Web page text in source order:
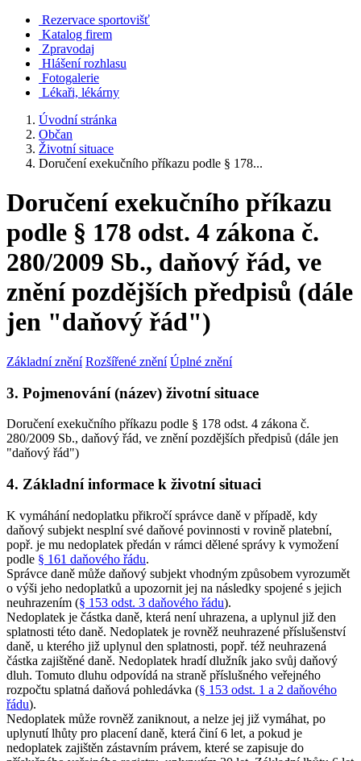
Rezervace sportovišť
Katalog firem
Zpravodaj
Hlášení rozhlasu
Fotogalerie
Lékaři, lékárny
Úvodní stránka
Občan
Životní situace
Doručení exekučního příkazu podle § 178...
Doručení exekučního příkazu
podle § 178 odst. 4 zákona č.
280/2009 Sb., daňový řád, ve
znění pozdějších předpisů (dále
jen "daňový řád")
Základní znění Rozšířené znění Úplné znění
3. Pojmenování (název) životní situace
Doručení exekučního příkazu podle § 178 odst. 4 zákona č.
280/2009 Sb., daňový řád, ve znění pozdějších předpisů (dále jen
"daňový řád")
4. Základní informace k životní situaci
K vymáhání nedoplatku přikročí správce daně v případě, kdy
daňový subjekt nesplní své daňové povinnosti v rovině platební,
popř. je mu nedoplatek předán v rámci dělené správy k vymožení
podle § 161 daňového řádu.
Správce daně může daňový subjekt vhodným způsobem vyrozumět
o výši jeho nedoplatků a upozornit jej na následky spojené s jejich
neuhrazením (§ 153 odst. 3 daňového řádu).
Nedoplatek je částka daně, která není uhrazena, a uplynul již den
splatnosti této daně. Nedoplatek je rovněž neuhrazené příslušenství
daně, u kterého již uplynul den splatnosti, popř. též neuhrazená
částka zajištěné daně. Nedoplatek hradí dlužník jako svůj daňový
dluh. Tomuto dluhu odpovídá na straně příslušného veřejného
rozpočtu splatná daňová pohledávka (§ 153 odst. 1 a 2 daňového
řádu).
Nedoplatek může rovněž zaniknout, a nelze jej již vymáhat, po
uplynutí lhůty pro placení daně, která činí 6 let, a pokud je
nedoplatek zajištěn zástavním právem, které se zapisuje do